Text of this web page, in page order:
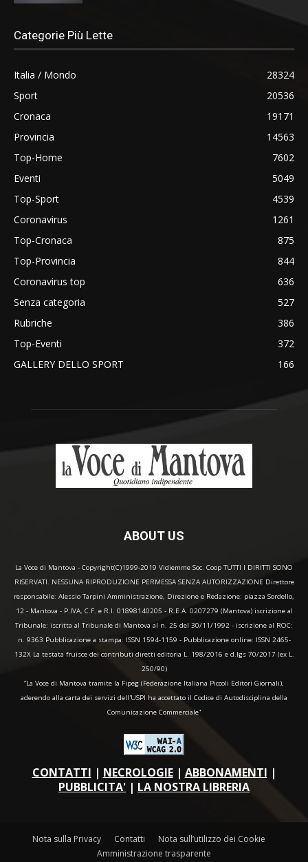
Categorie Più Lette
Italia / Mondo
28324
Sport
20536
Cronaca
19171
Provincia
14563
Top-Home
7602
Eventi
5049
Top-Sport
4539
Coronavirus
1261
Top-Cronaca
875
Top-Provincia
844
Coronavirus top
636
Senza categoria
527
Rubriche
386
Top-Eventi
372
GALLERY DELLO SPORT
166
ABOUT US
La Voce di Mantova - Copyright(C)1999-2019 Vidiemme Soc. Coop TUTTI I DIRITTI SONO
RISERVATI. NESSUNA RIPRODUZIONE PERMESSA SENZA AUTORIZZAZIONE Direttore
responsabile: Alessio Tarpini Amministrazione, Direzione e Redazione: piazza Sordello,
12 - Mantova - P.IVA, C.F. e R.I. 01898140205 - R.E.A. 0207279 (Mantova) iscrizione al
Tribunale: iscritta al Tribunale di Mantova al n. 25 del 30/11/1992 - iscrizione al ROC:
n. 9363 Pubblicazione a stampa: ISSN 1594-1159 - Pubblicazione online: ISSN 2465-
132X La testata fruisce dei contributi diretti editoria L. 198/2016 e d.lgs 70/2017 (ex L.
250/90)
“La Voce di Mantova tramite la Fipeg (Federazione Italiana Piccoli Editori Giornali),
aderendo alla carta dei servizi dell'USPI ha accettato il Codice di Autodisciplina della
Comunicazione Commerciale"
CONTATTI | NECROLOGIE| ABBONAMENTI |
PUBBLICITA' | LA NOSTRA LIBRERIA
Nota sulla Privacy Contatti
Nota sull’utilizzo dei Cookie
Amministrazione trasparente